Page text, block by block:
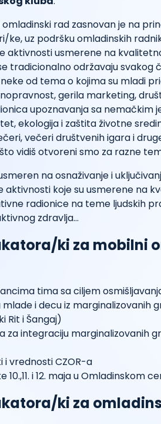
rad zasnovan je na
ke, uz podršku omladinskih
aktivnosti usmerene na
tradicionalno održavaju svakog
od tema o kojima su mladi
gerila marketing,
upoznavanja sa nemačkim
ekologija i zaštita životne
večeri društvenih igara i
vidiš otvoreni smo za razne
na osnaživanje i
aktivnosti koje su usmerene na
radionice na teme ljudskih
zdravlja...
ki za mobilni
tima sa ciljem
i decu iz marginalizovanih
Rit i Šangaj)
za integraciju marginalizovanih
i vrednosti CZOR-a
i 12. maja u Omladinskom
ki za